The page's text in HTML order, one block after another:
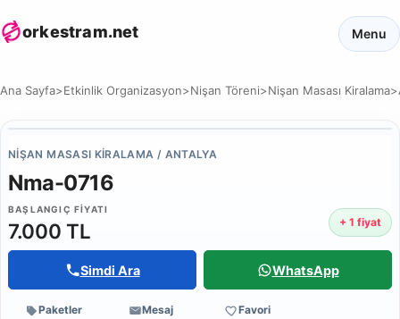
orkestram.net Menu
Ana Sayfa>Etkinlik Organizasyon>Nişan Töreni>Nişan Masası Kiralama>
NIŞAN MASASI KIRALAMA / ANTALYA
Nma-0716
BAŞLANGIÇ FIYATI
7.000 TL + 1 fiyat
Simdi Ara WhatsApp
Paketler Mesaj Favori